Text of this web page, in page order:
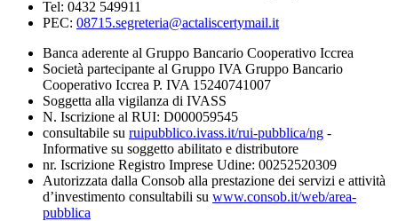
Tel: 0432 549911
PEC: 08715.segreteria@actaliscertymail.it
Banca aderente al Gruppo Bancario Cooperativo Iccrea
Società partecipante al Gruppo IVA Gruppo Bancario
Cooperativo Iccrea P. IVA 15240741007
Soggetta alla vigilanza di IVASS
N. Iscrizione al RUI: D000059545
consultabile su ruipubblico.ivass.it/rui-pubblica/ng -
Informative su soggetto abilitato e distributore
nr. Iscrizione Registro Imprese Udine: 00252520309
Autorizzata dalla Consob alla prestazione dei servizi e attività
d’investimento consultabili su www.consob.it/web/area-
pubblica